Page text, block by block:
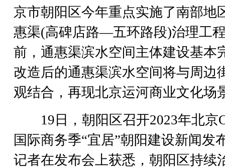
京市朝阳区今年重点实施了南部地
惠渠(高碑店路—五环路段)治理工
前，通惠渠滨水空间主体建设基本
改造后的通惠渠滨水空间将与周边
观结合，再现北京运河商业文化场
19日，朝阳区召开2023年北京
国际商务季“宜居”朝阳建设新闻发
记者在发布会上获悉，朝阳区持续